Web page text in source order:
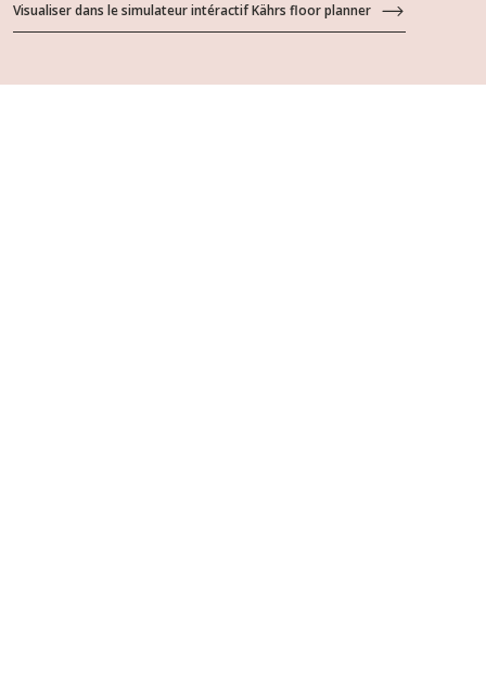
Visualiser dans le simulateur intéractif Kährs floor planner